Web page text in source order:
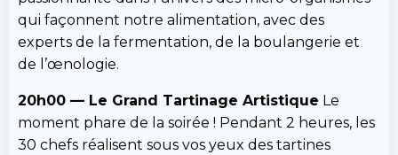
qui façonnent notre alimentation, avec des
experts de la fermentation, de la boulangerie et
de l’œnologie.
20h00 — Le Grand Tartinage Artistique Le
moment phare de la soirée ! Pendant 2 heures, les
30 chefs réalisent sous vos yeux des tartines